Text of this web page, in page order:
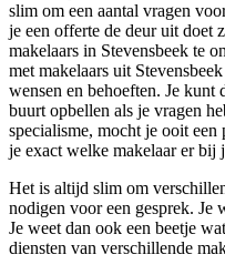
slim om een aantal vragen
je een offerte de deur uit doet
makelaars in Stevensbeek te
met makelaars uit
wensen en behoeften. Je kunt
buurt opbellen als je vragen
specialisme, mocht je ooit een
je exact welke makelaar er bij
Het is altijd slim om
nodigen voor een gesprek. Je
Je weet dan ook een beetje
diensten van verschillende